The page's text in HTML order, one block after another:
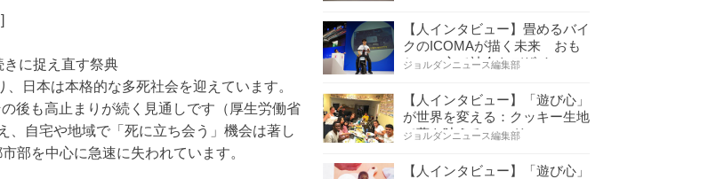
]
に捉え直す祭典
日本は本格的な多死社会を迎えています。
後も高止まりが続く見通しです（厚生労働省
、自宅や地域で「死に立ち会う」機会は著し
部を中心に急速に失われています。
【人インタビュー】畳めるバイ
クのICOMAが描く未来 おも
ちゃの心で社会をデザイ…
ジョルダンニュース編集部
【人インタビュー】「遊び心」
が世界を変える：クッキー生地
で夢を叶える コロリ…
ジョルダンニュース編集部
【人インタビュー】「遊び心」